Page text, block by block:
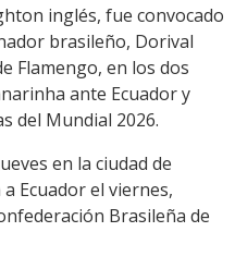
Linkinglés, fue convocado
brasileño, Dorival
Flamengo, en los dos
ante Ecuador y
del Mundial 2026.
en la ciudad de
Ecuador el viernes,
Brasileña de